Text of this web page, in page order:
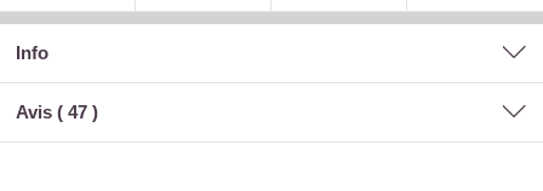
Info
Avis ( 47 )